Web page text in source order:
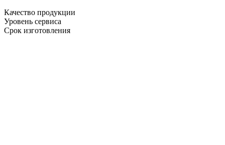
Качество продукции
Уровень сервиса
Срок изготовления